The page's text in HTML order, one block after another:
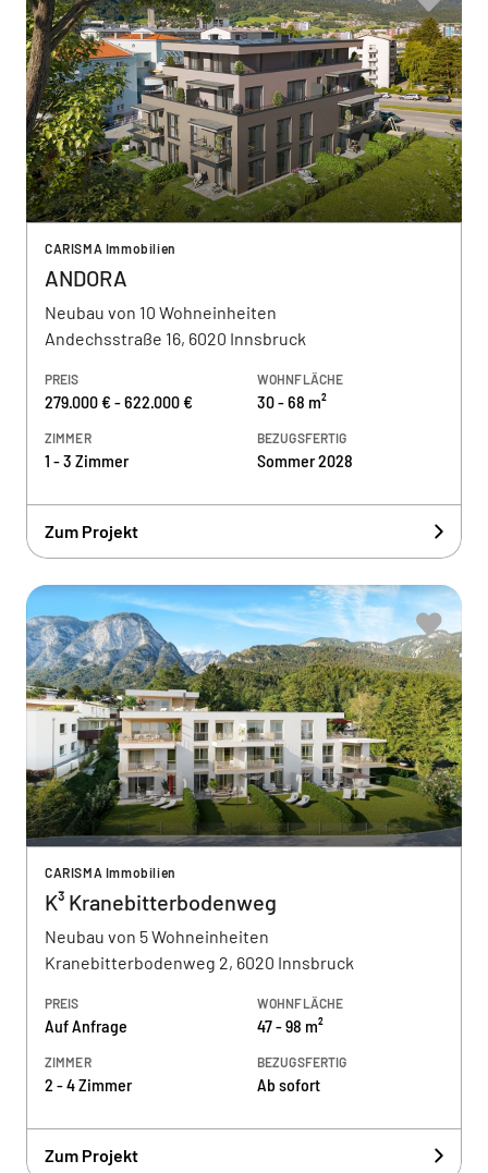
CARISMA Immobilien
ANDORA
Neubau von 10 Wohneinheiten
Andechsstraße 16, 6020 Innsbruck
PREIS
279.000 € - 622.000 €
WOHNFLÄCHE
30 - 68 m²
ZIMMER
1 - 3 Zimmer
BEZUGSFERTIG
Sommer 2028
Zum Projekt
CARISMA Immobilien
K³ Kranebitterbodenweg
Neubau von 5 Wohneinheiten
Kranebitterbodenweg 2, 6020 Innsbruck
PREIS
Auf Anfrage
WOHNFLÄCHE
47 - 98 m²
ZIMMER
2 - 4 Zimmer
BEZUGSFERTIG
Ab sofort
Zum Projekt